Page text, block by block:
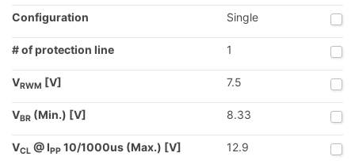
Configuration Single
# of protection line 1
VRWM [V] 7.5
VBR (Min.) [V] 8.33
VCL @ IPP 10/1000us (Max.) [V] 12.9